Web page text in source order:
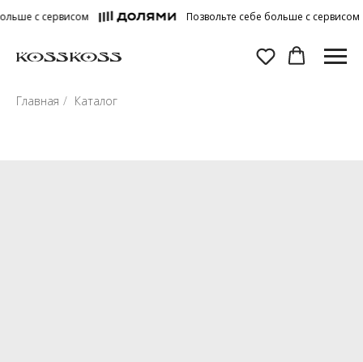
с сервисом Позвольте себе больше с сервисом
Главная / Каталог